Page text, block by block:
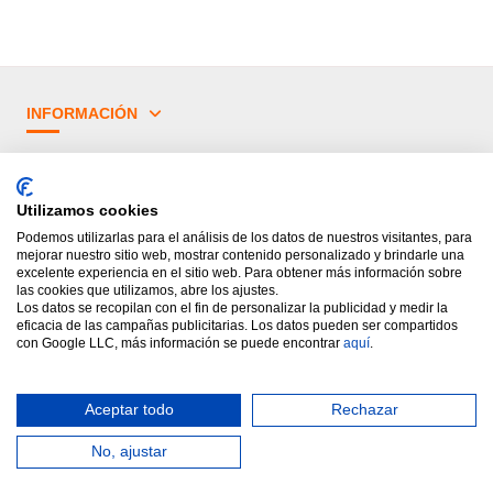
INFORMACIÓN
PRINCIPALES CATEGORÍAS
Ayuda
online
Diseñado por Rótulos Levante. Todos los derechos reservados.
Utilizamos cookies
Podemos utilizarlas para el análisis de los datos de nuestros visitantes, para
mejorar nuestro sitio web, mostrar contenido personalizado y brindarle una
excelente experiencia en el sitio web. Para obtener más información sobre
las cookies que utilizamos, abre los ajustes.
Los datos se recopilan con el fin de personalizar la publicidad y medir la
eficacia de las campañas publicitarias. Los datos pueden ser compartidos
con Google LLC, más información se puede encontrar aquí.
Aceptar todo Rechazar
No, ajustar